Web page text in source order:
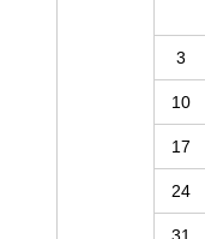
3
10
17
24